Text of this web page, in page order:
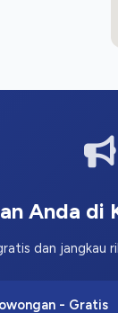
Anda di
dan jangkau
- Gratis